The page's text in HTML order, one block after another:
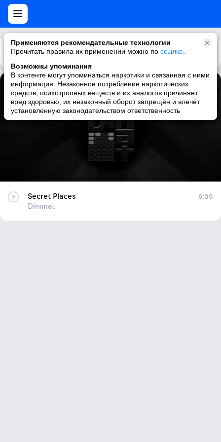
Применяются рекомендательные технологии
Прочитать правила их применении можно по ссылке
Возможны упоминания
В контенте могут упоминаться наркотики и связанная с ними
информация. Незаконное потребление наркотических
средств, психотропных веществ и их аналогов причиняет
вред здоровью, их незаконный оборот запрещён и влечёт
установленную законодательством ответственность
Каталог Рекомендации
Secret Places
Dimmat
Secret Places
Dimmat
6:09